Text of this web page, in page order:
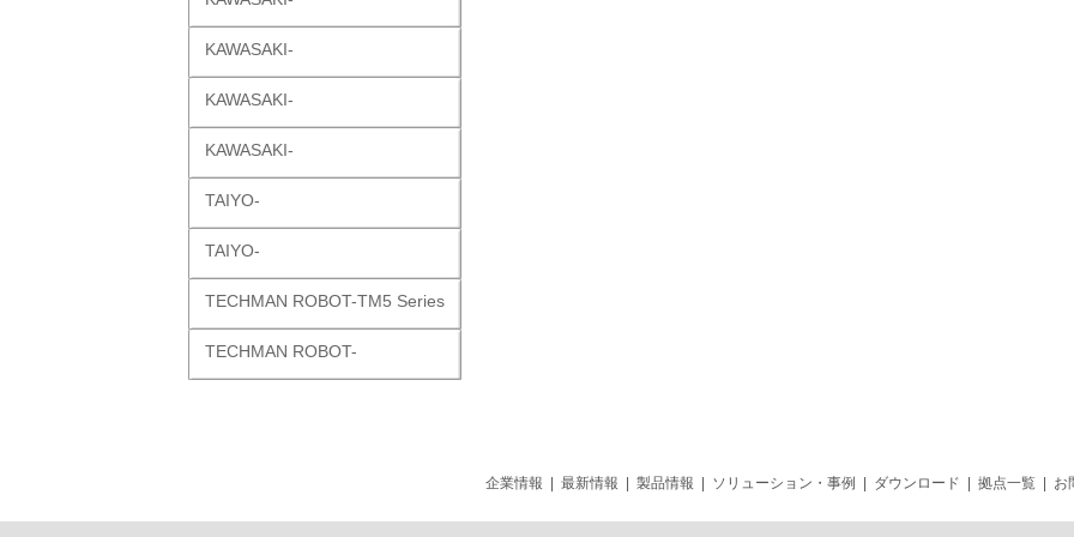
KAWASAKI-
KAWASAKI-
KAWASAKI-
TAIYO-
TAIYO-
TECHMAN ROBOT-TM5 Series
TECHMAN ROBOT-
企業情報 最新情報 製品情報 ソリューション・事例 ダウンロード 拠点一覧 お